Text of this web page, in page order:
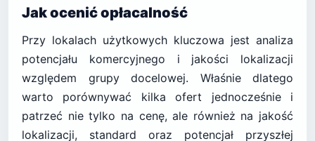
Jak ocenić opłacalność
Przy lokalach użytkowych kluczowa jest analiza
potencjału komercyjnego i jakości lokalizacji
względem grupy docelowej. Właśnie dlatego
warto porównywać kilka ofert jednocześnie i
patrzeć nie tylko na cenę, ale również na jakość
lokalizacji, standard oraz potencjał przyszłej